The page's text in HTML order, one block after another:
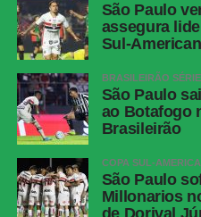
Jogo: Junior Barranquilla x
Competição
: Campeonato
de ida da final)
Data e hora
: 2 de junho de
(de Brasília)
Local : Estádio
Barranquilla (COL)
FICHA TÉCNIA
São Paulo
assegura
Sul-
BRASILEIRÃO
São Paulo
ao Botafogo
Brasileirão
COPA SUL-
São Paulo
Millonarios